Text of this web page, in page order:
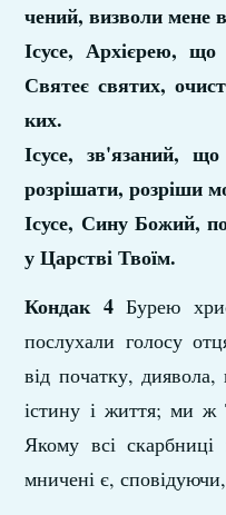
чений, визволи мене
Ісусе, Архієрею,
Святеє святих,
ких.
Ісусе, зв'язаний,
розрішати, розріши
Ісусе, Сину Божий,
у Царстві Твоїм.
Кондак 4Бурею
послу­хали голосу
від початку,
істину і життя; ми
Якому всі
мничені є,